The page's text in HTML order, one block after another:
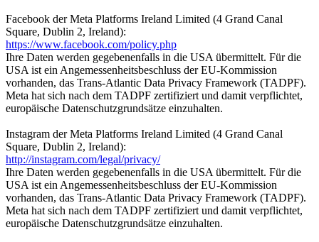
Facebook der Meta Platforms Ireland Limited (4 Grand Canal
Square, Dublin 2, Ireland):
https://www.facebook.com/policy.php
Ihre Daten werden gegebenenfalls in die USA übermittelt. Für die
USA ist ein Angemessenheitsbeschluss der EU-Kommission
vorhanden, das Trans-Atlantic Data Privacy Framework (TADPF).
Meta hat sich nach dem TADPF zertifiziert und damit verpflichtet,
europäische Datenschutzgrundsätze einzuhalten.
Instagram der Meta Platforms Ireland Limited (4 Grand Canal
Square, Dublin 2, Ireland):
http://instagram.com/legal/privacy/
Ihre Daten werden gegebenenfalls in die USA übermittelt. Für die
USA ist ein Angemessenheitsbeschluss der EU-Kommission
vorhanden, das Trans-Atlantic Data Privacy Framework (TADPF).
Meta hat sich nach dem TADPF zertifiziert und damit verpflichtet,
europäische Datenschutzgrundsätze einzuhalten.